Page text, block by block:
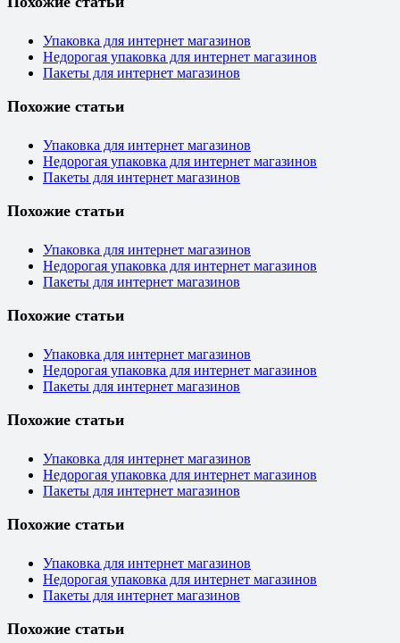
Упаковка для интернет магазинов
Недорогая упаковка для интернет магазинов
Пакеты для интернет магазинов
Похожие статьи
Упаковка для интернет магазинов
Недорогая упаковка для интернет магазинов
Пакеты для интернет магазинов
Похожие статьи
Упаковка для интернет магазинов
Недорогая упаковка для интернет магазинов
Пакеты для интернет магазинов
Похожие статьи
Упаковка для интернет магазинов
Недорогая упаковка для интернет магазинов
Пакеты для интернет магазинов
Похожие статьи
Упаковка для интернет магазинов
Недорогая упаковка для интернет магазинов
Пакеты для интернет магазинов
Похожие статьи
Упаковка для интернет магазинов
Недорогая упаковка для интернет магазинов
Пакеты для интернет магазинов
Похожие статьи